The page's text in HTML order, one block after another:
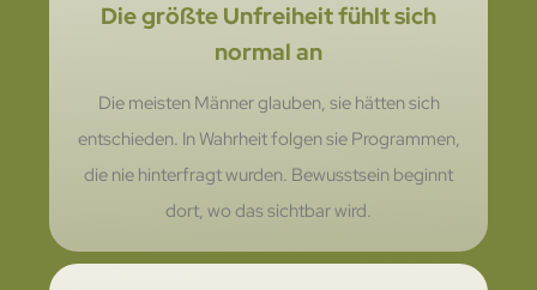
Die größte Unfreiheit fühlt sich
normal an
Die meisten Männer glauben, sie hätten sich
entschieden. In Wahrheit folgen sie Programmen,
die nie hinterfragt wurden. Bewusstsein beginnt
dort, wo das sichtbar wird.